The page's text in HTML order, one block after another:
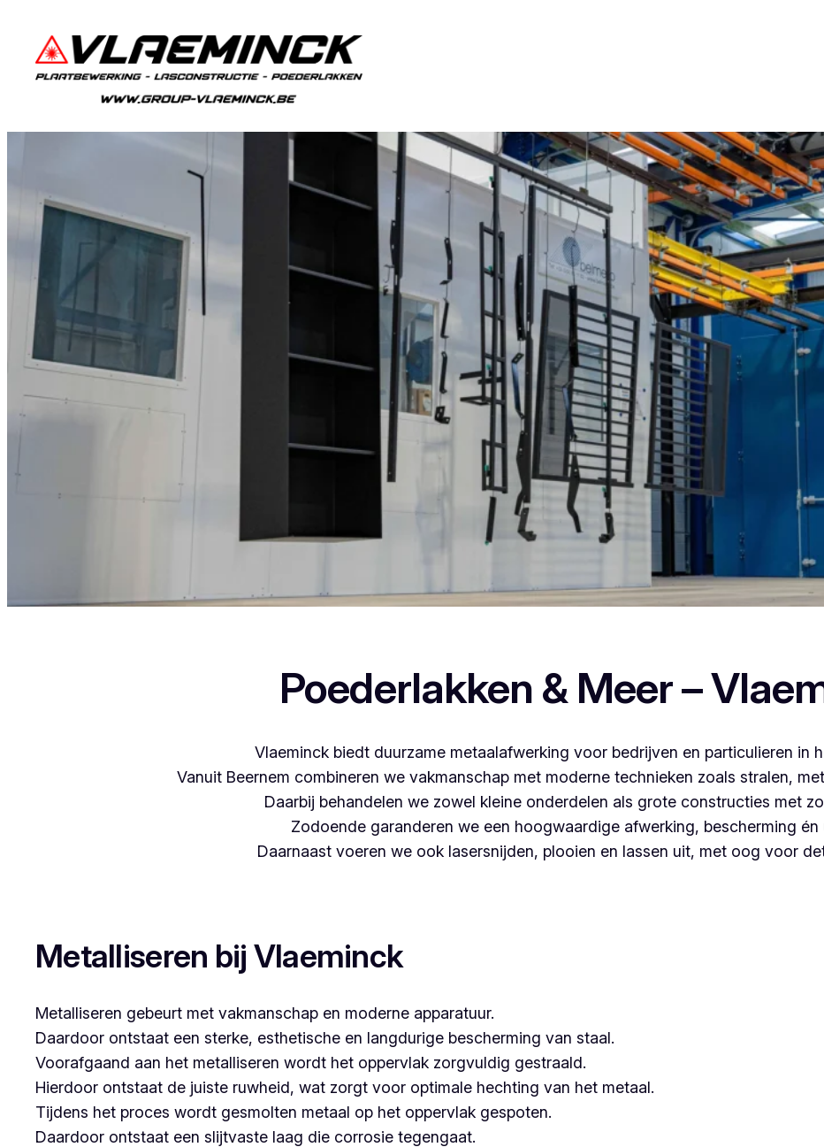
Poederlakken & Meer –
Vlaeminck biedt duurzame metaalafwerking voor bedrijven en particulieren in
Vanuit Beernem combineren we vakmanschap met moderne technieken zoals stralen,
Daarbij behandelen we zowel kleine onderdelen als grote constructies met
Zodoende garanderen we een hoogwaardige afwerking, bescherming én
Daarnaast voeren we ook lasersnijden, plooien en lassen uit, met oog voor
Metalliseren bij Vlaeminck
Metalliseren gebeurt met vakmanschap en moderne apparatuur.
Daardoor ontstaat een sterke, esthetische en langdurige bescherming van staal.
Voorafgaand aan het metalliseren wordt het oppervlak zorgvuldig gestraald.
Hierdoor ontstaat de juiste ruwheid, wat zorgt voor optimale hechting van het metaal.
Tijdens het proces wordt gesmolten metaal op het oppervlak gespoten.
Daardoor ontstaat een slijtvaste laag die corrosie tegengaat.